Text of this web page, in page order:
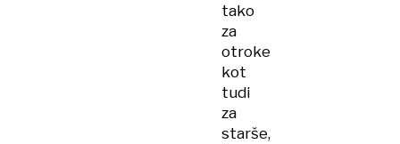
tako
za
otroke
kot
tudi
za
starše,